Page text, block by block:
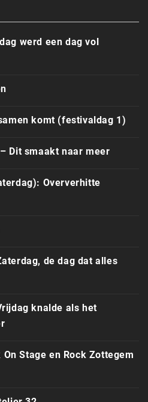
werd een dag vol
komt (festivaldag 1)
Dit smaakt naar meer
Oververhitte
de dag dat alles
knalde als het
Stage en Rock Zottegem